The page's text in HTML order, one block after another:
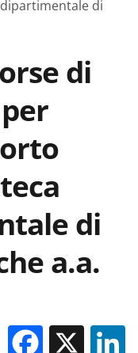
di
di
di
a.a.
X